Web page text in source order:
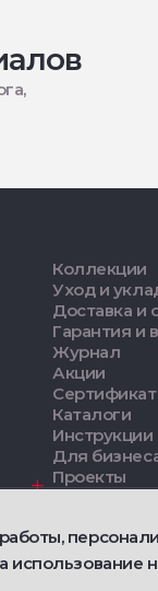
Коллекции
Уход и
Доставка и
Гарантия и
Журнал
Акции
Каталоги
Инструкции
Для
Проекты
использование